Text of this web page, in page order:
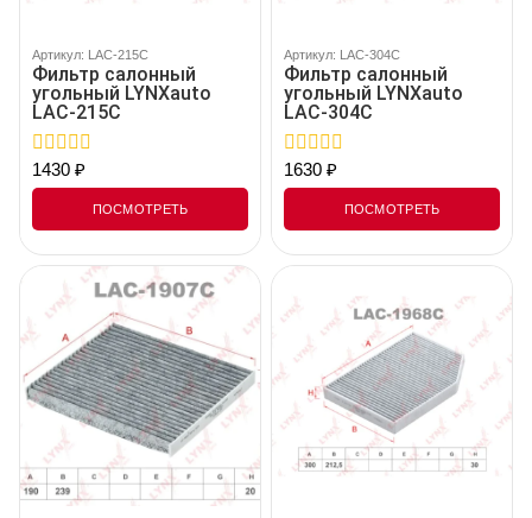
Артикул: LAC-215C
Фильтр салонный
угольный LYNXauto
LAC-215C
0
out
5
1430 ₽
ПОСМОТРЕТЬ
Артикул: LAC-304C
Фильтр салонный
угольный LYNXauto
LAC-304C
0
out
5
1630 ₽
ПОСМОТРЕТЬ